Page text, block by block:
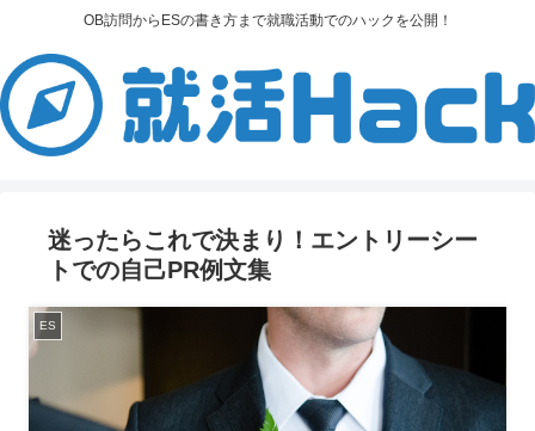
OB訪問からESの書き方まで就職活動でのハックを公開！
迷ったらこれで決まり！エントリーシー
トでの自己PR例文集
ES